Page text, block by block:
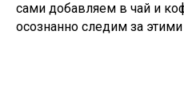
сами добавляем в чай и
осознанно следим за